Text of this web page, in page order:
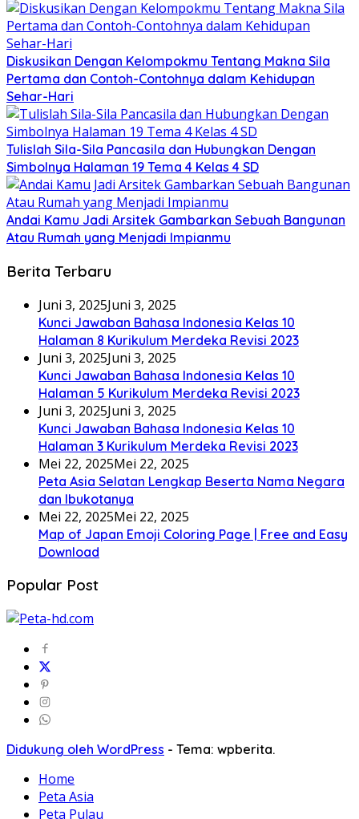
Diskusikan Dengan Kelompokmu Tentang Makna Sila
Pertama dan Contoh-Contohnya dalam Kehidupan
Sehar-Hari
Tulislah Sila-Sila Pancasila dan Hubungkan Dengan
Simbolnya Halaman 19 Tema 4 Kelas 4 SD
Andai Kamu Jadi Arsitek Gambarkan Sebuah Bangunan
Atau Rumah yang Menjadi Impianmu
Berita Terbaru
Juni 3, 2025Juni 3, 2025
Kunci Jawaban Bahasa Indonesia Kelas 10
Halaman 8 Kurikulum Merdeka Revisi 2023
Juni 3, 2025Juni 3, 2025
Kunci Jawaban Bahasa Indonesia Kelas 10
Halaman 5 Kurikulum Merdeka Revisi 2023
Juni 3, 2025Juni 3, 2025
Kunci Jawaban Bahasa Indonesia Kelas 10
Halaman 3 Kurikulum Merdeka Revisi 2023
Mei 22, 2025Mei 22, 2025
Peta Asia Selatan Lengkap Beserta Nama Negara
dan Ibukotanya
Mei 22, 2025Mei 22, 2025
Map of Japan Emoji Coloring Page | Free and Easy
Download
Popular Post
Didukung oleh WordPress - Tema: wpberita.
Home
Peta Asia
Peta Pulau